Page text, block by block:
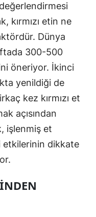
kırmızı etin ne
Dünya
300-500
öneriyor. İkinci
yenildiği de
kez kırmızı et
açısından
işlenmiş et
etkilerinin dikkate